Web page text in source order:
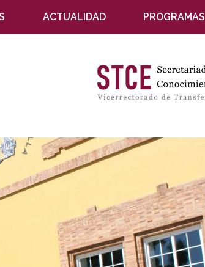
ACTUALIDAD PROGRAMAS